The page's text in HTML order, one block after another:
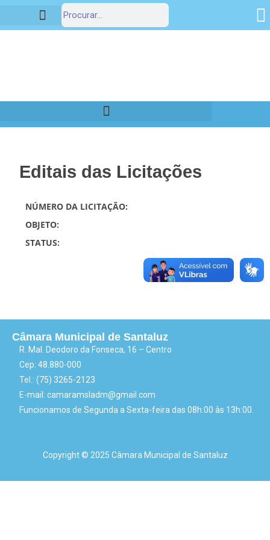
Editais das Licitações
NÚMERO DA LICITAÇÃO:
OBJETO:
STATUS:
Câmara Municipal de Santaluz
R. Mal. Deodoro da Fonseca, 16 – Centro
Cep: 48.880-000
Tel.: (75) 3265-2123
E-mail: camaramsladm@gmail.com
Funcionamos de Segunda a Sexta-feira das 08h:00 às 13h:00.
Copyright © 2025 Câmara Municipal de Santaluz